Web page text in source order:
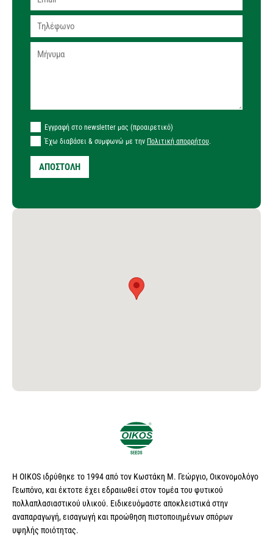
Εγγραφή στο newsletter μας (προαιρετικό)
Έχω διαβάσει & συμφωνώ με την Πολιτική απορρήτου.
Η OIKOS ιδρύθηκε το 1994 από τον Κωστάκη Μ. Γεώργιο, Οικονομολόγο
Γεωπόνο, και έκτοτε έχει εδραιωθεί στον τομέα του φυτικού
πολλαπλασιαστικού υλικού. Ειδικευόμαστε αποκλειστικά στην
αναπαραγωγή, εισαγωγή και προώθηση πιστοποιημένων σπόρων
υψηλής ποιότητας.